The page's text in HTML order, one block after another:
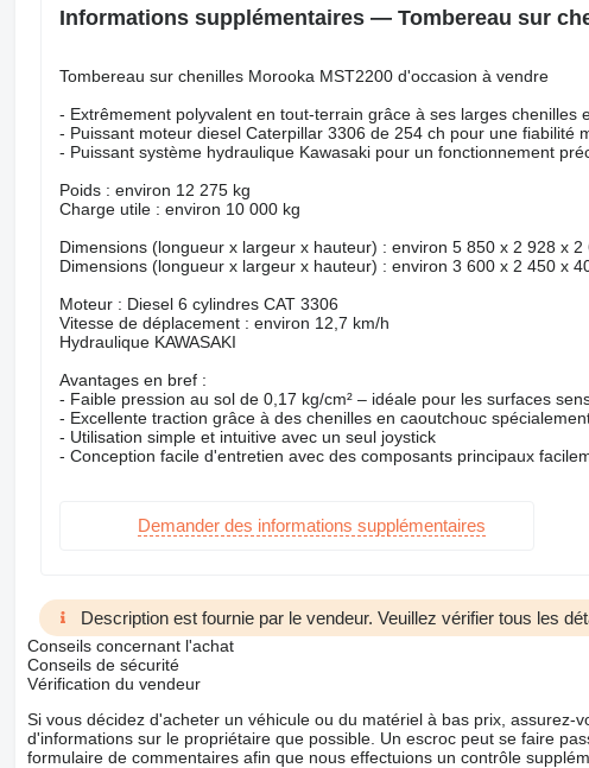
Informations supplémentaires — Tombereau sur
Tombereau sur chenilles Morooka MST2200 d'occasion à vendre
- Extrêmement polyvalent en tout-terrain grâce à ses larges chenilles
- Puissant moteur diesel Caterpillar 3306 de 254 ch pour une fiabilité
- Puissant système hydraulique Kawasaki pour un fonctionnement
Poids : environ 12 275 kg
Charge utile : environ 10 000 kg
Dimensions (longueur x largeur x hauteur) : environ 5 850 x 2 928 x 2
Dimensions (longueur x largeur x hauteur) : environ 3 600 x 2 450 x
Moteur : Diesel 6 cylindres CAT 3306
Vitesse de déplacement : environ 12,7 km/h
Hydraulique KAWASAKI
Avantages en bref :
- Faible pression au sol de 0,17 kg/cm² – idéale pour les surfaces
- Excellente traction grâce à des chenilles en caoutchouc
- Utilisation simple et intuitive avec un seul joystick
- Conception facile d'entretien avec des composants principaux
Demander des informations supplémentaires
Description est fournie par le vendeur. Veuillez vérifier tous les
Conseils concernant l'achat
Conseils de sécurité
Vérification du vendeur
Si vous décidez d'acheter un véhicule ou du matériel à bas prix,
d'informations sur le propriétaire que possible. Un escroc peut se faire
formulaire de commentaires afin que nous effectuions un contrôle